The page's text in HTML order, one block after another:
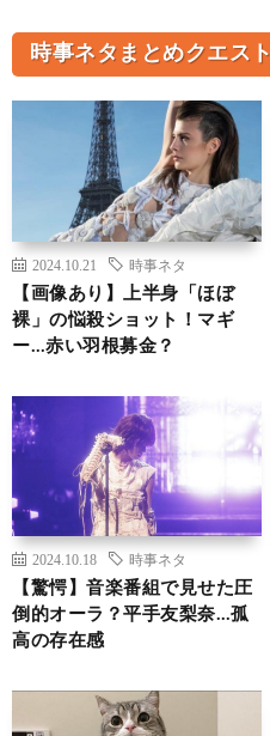
時事ネタまとめクエスト
2024.10.21 時事ネタ
【画像あり】上半身「ほぼ
裸」の悩殺ショット！マギ
ー…赤い羽根募金？
2024.10.18 時事ネタ
【驚愕】音楽番組で見せた圧
倒的オーラ？平手友梨奈…孤
高の存在感